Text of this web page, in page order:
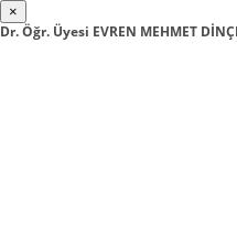
×
Dr. Öğr. Üyesi EVREN MEHMET